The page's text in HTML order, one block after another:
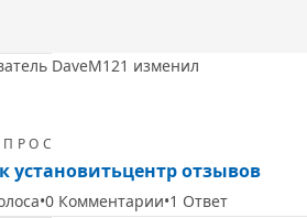
DaveM121 изменил
установитьцентр отзывов
0 Комментарии 1 Ответ